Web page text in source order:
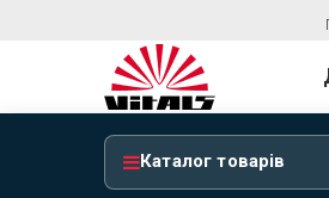
Каталог товарів